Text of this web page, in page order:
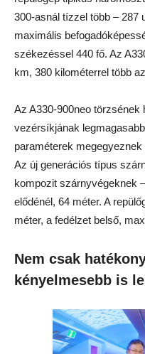
300-asnál tízzel több – 287
maximális
székezéssel 440 fő. Az
km, 380 kilométerrel több
Az A330-900neo törzsének
vezérsíkjának
paraméterek
Az új generációs típus
kompozit szárnyvégeknek
elődénél, 64 méter. A
méter, a fedélzet belső,
Nem csak
kényelmesebb is